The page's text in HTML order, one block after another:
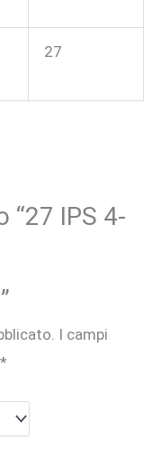
27
“27 IPS 4-
I campi
*